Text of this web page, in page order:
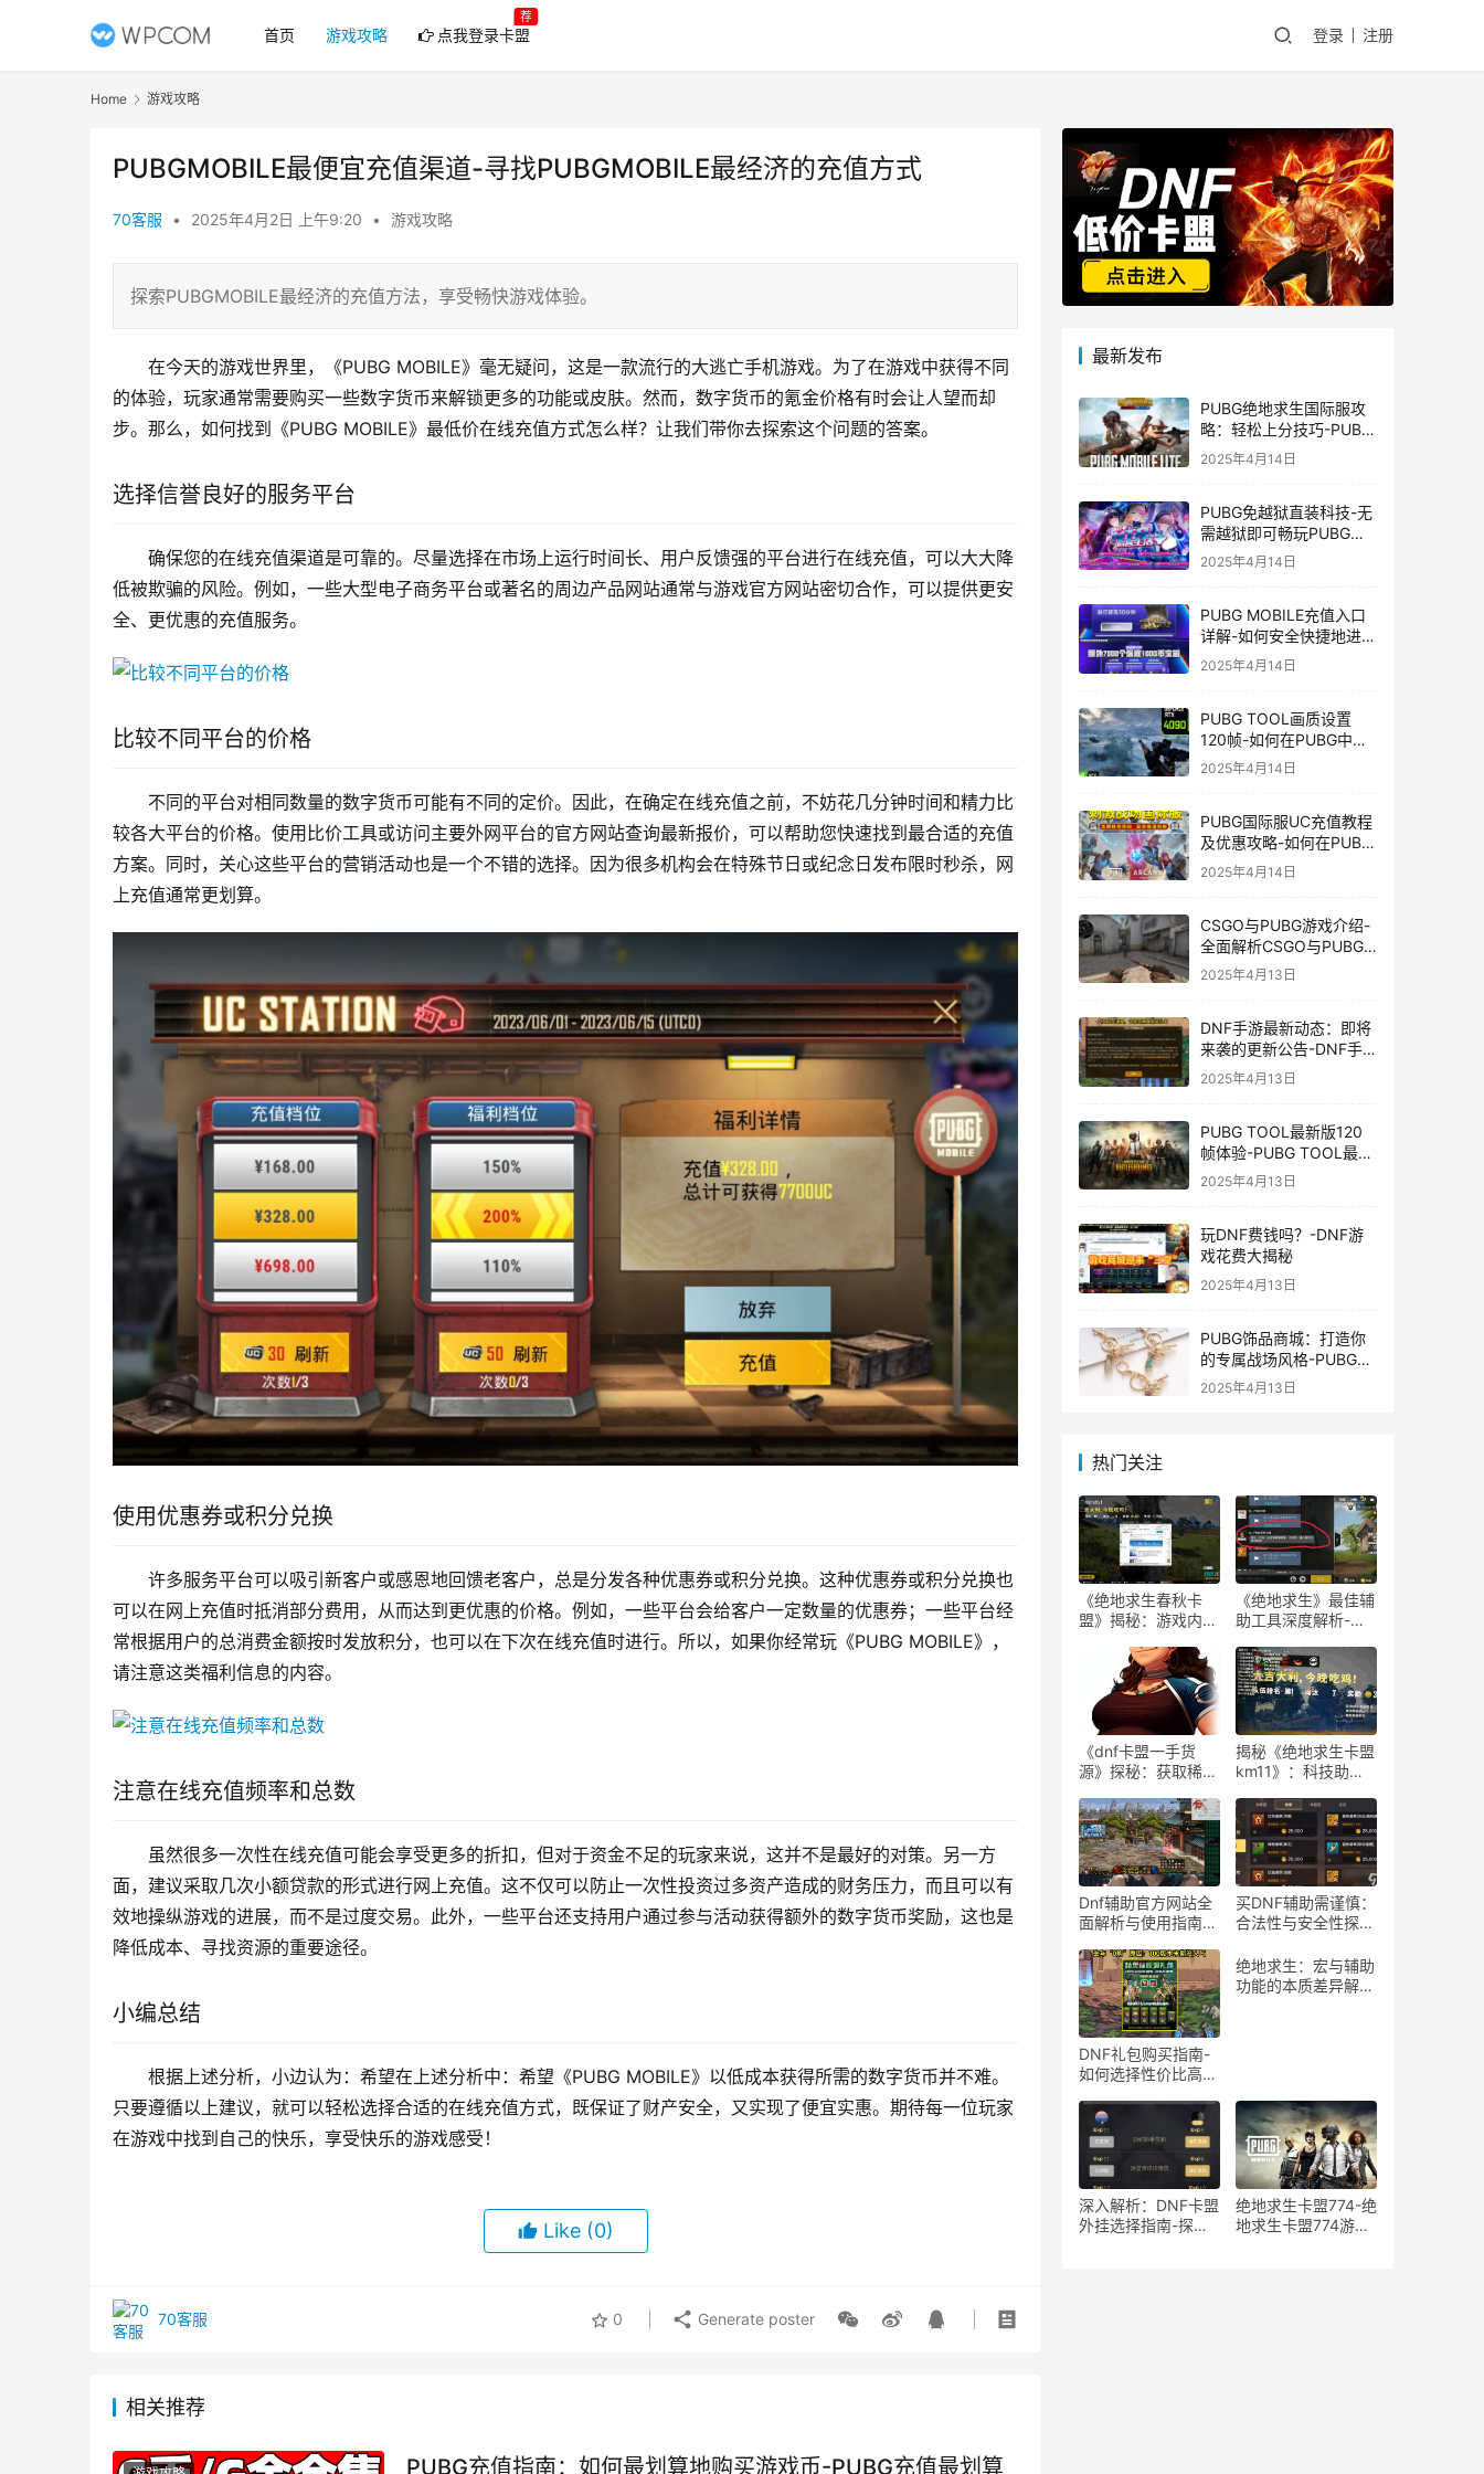
首页 游戏攻略 点我登录卡盟
荐
登录 注册
Home 游戏攻略
PUBGMOBILE最便宜充值渠道-寻找PUBGMOBILE最经济的充值方式
70客服 • 2025年4月2日 上午9:20 • 游戏攻略
探索PUBGMOBILE最经济的充值方法，享受畅快游戏体验。
在今天的游戏世界里，《PUBG MOBILE》毫无疑问，这是一款流行的大逃亡手机游戏。为了在游戏中获得不同
的体验，玩家通常需要购买一些数字货币来解锁更多的功能或皮肤。然而，数字货币的氪金价格有时会让人望而却
步。那么，如何找到《PUBG MOBILE》最低价在线充值方式怎么样？让我们带你去探索这个问题的答案。
选择信誉良好的服务平台
确保您的在线充值渠道是可靠的。尽量选择在市场上运行时间长、用户反馈强的平台进行在线充值，可以大大降
低被欺骗的风险。例如，一些大型电子商务平台或著名的周边产品网站通常与游戏官方网站密切合作，可以提供更安
全、更优惠的充值服务。
比较不同平台的价格
不同的平台对相同数量的数字货币可能有不同的定价。因此，在确定在线充值之前，不妨花几分钟时间和精力比
较各大平台的价格。使用比价工具或访问主要外网平台的官方网站查询最新报价，可以帮助您快速找到最合适的充值
方案。同时，关心这些平台的营销活动也是一个不错的选择。因为很多机构会在特殊节日或纪念日发布限时秒杀，网
上充值通常更划算。
使用优惠券或积分兑换
许多服务平台可以吸引新客户或感恩地回馈老客户，总是分发各种优惠券或积分兑换。这种优惠券或积分兑换也
可以在网上充值时抵消部分费用，从而达到更优惠的价格。例如，一些平台会给客户一定数量的优惠券；一些平台经
常根据用户的总消费金额按时发放积分，也可以在下次在线充值时进行。所以，如果你经常玩《PUBG MOBILE》，
请注意这类福利信息的内容。
注意在线充值频率和总数
虽然很多一次性在线充值可能会享受更多的折扣，但对于资金不足的玩家来说，这并不是最好的对策。另一方
面，建议采取几次小额贷款的形式进行网上充值。这不仅可以防止一次性投资过多资产造成的财务压力，而且可以有
效地操纵游戏的进展，而不是过度交易。此外，一些平台还支持用户通过参与活动获得额外的数字货币奖励，这也是
降低成本、寻找资源的重要途径。
小编总结
根据上述分析，小边认为：希望在上述分析中：希望《PUBG MOBILE》以低成本获得所需的数字货币并不难。
只要遵循以上建议，就可以轻松选择合适的在线充值方式，既保证了财产安全，又实现了便宜实惠。期待每一位玩家
在游戏中找到自己的快乐，享受快乐的游戏感受！
Like (0)
70客服 0 Generate poster
相关推荐
PUBG充值指南：如何最划算地购买游戏币-PUBG充值最划算
最新发布
PUBG绝地求生国际服攻
略：轻松上分技巧-PUBG
绝地求生国际服新手入门
2025年4月14日
PUBG免越狱直装科技-无
需越狱即可畅玩PUBG的
安装技巧
2025年4月14日
PUBG MOBILE充值入口
详解-如何安全快捷地进行
PUBG MOBILE充值
2025年4月14日
PUBG TOOL画质设置
120帧-如何在PUBG中使
用PUBG TOOL实现120
2025年4月14日
PUBG国际服UC充值教程
及优惠攻略-如何在PUBG
国际服中进行高效且安全
的UC充值
2025年4月14日
CSGO与PUBG游戏介绍-
全面解析CSGO与PUBG
这两款热门射击游戏
2025年4月13日
DNF手游最新动态：即将
来袭的更新公告-DNF手
游最新消息与更新时间表
2025年4月13日
PUBG TOOL最新版120
帧体验-PUBG TOOL最新
版120帧游戏体验优化
2025年4月13日
玩DNF费钱吗？-DNF游
戏花费大揭秘
2025年4月13日
PUBG饰品商城：打造你
的专属战场风格-PUBG游
戏内饰品购买指南
2025年4月13日
热门关注
《绝地求生春秋卡
盟》揭秘：游戏内外
《绝地求生》最佳辅
助工具深度解析-
知：选择最佳游戏辅
助软件的指南
《dnf卡盟一手货
源》探秘：获取稀有
卡盟一手货源渠道解
析与购买指南
揭秘《绝地求生卡盟
km11》：科技助力
《绝地求生卡盟
km11》深入解析：
辅助工具对游戏平衡
性的影响
Dnf辅助官方网站全
面解析与使用指南-
站功能与使用技巧
买DNF辅助需谨慎：
合法性与安全性探
助工具的合法性与潜
在风险分析
DNF礼包购买指南-
如何选择性价比高的
绝地求生：宏与辅助
功能的本质差异解
深入解析：DNF卡盟
外挂选择指南-探索
绝地求生卡盟774-绝
地求生卡盟774游戏